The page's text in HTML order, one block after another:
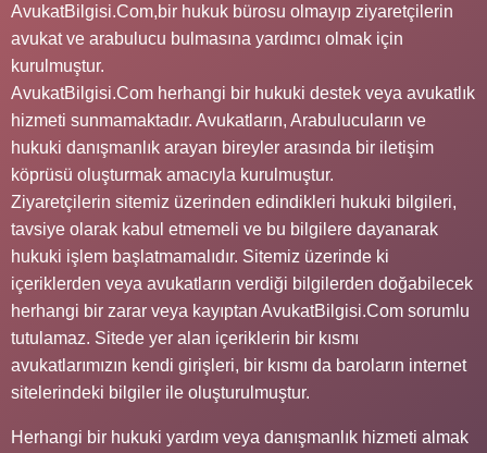
AvukatBilgisi.Com,bir hukuk bürosu olmayıp ziyaretçilerin
avukat ve arabulucu bulmasına yardımcı olmak için
kurulmuştur.
AvukatBilgisi.Com herhangi bir hukuki destek veya avukatlık
hizmeti sunmamaktadır. Avukatların, Arabulucuların ve
hukuki danışmanlık arayan bireyler arasında bir iletişim
köprüsü oluşturmak amacıyla kurulmuştur.
Ziyaretçilerin sitemiz üzerinden edindikleri hukuki bilgileri,
tavsiye olarak kabul etmemeli ve bu bilgilere dayanarak
hukuki işlem başlatmamalıdır. Sitemiz üzerinde ki
içeriklerden veya avukatların verdiği bilgilerden doğabilecek
herhangi bir zarar veya kayıptan AvukatBilgisi.Com sorumlu
tutulamaz. Sitede yer alan içeriklerin bir kısmı
avukatlarımızın kendi girişleri, bir kısmı da baroların internet
sitelerindeki bilgiler ile oluşturulmuştur.
Herhangi bir hukuki yardım veya danışmanlık hizmeti almak